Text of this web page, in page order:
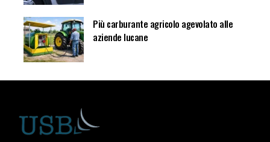
Più carburante agricolo agevolato alle
aziende lucane